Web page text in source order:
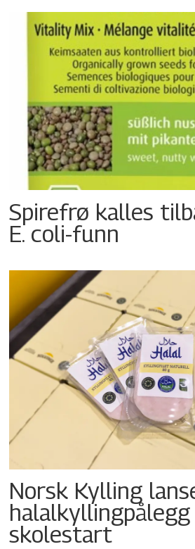
Spirefrø kalles
E. coli-funn
Norsk Kylling
skolestart